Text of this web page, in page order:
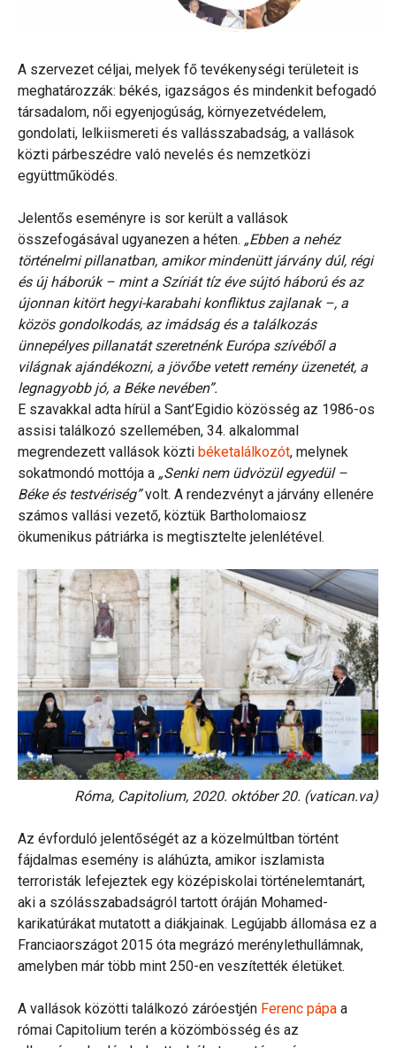
A szervezet céljai, melyek fő tevékenységi területeit is
meghatározzák: békés, igazságos és mindenkit befogadó
társadalom, női egyenjogúság, környezetvédelem,
gondolati, lelkiismereti és vallásszabadság, a vallások
közti párbeszédre való nevelés és nemzetközi
együttműködés.
Jelentős eseményre is sor került a vallások
összefogásával ugyanezen a héten. „Ebben a nehéz
történelmi pillanatban, amikor mindenütt járvány dúl, régi
és új háborúk – mint a Szíriát tíz éve sújtó háború és az
újonnan kitört hegyi-karabahi konfliktus zajlanak –, a
közös gondolkodás, az imádság és a találkozás
ünnepélyes pillanatát szeretnénk Európa szívéből a
világnak ajándékozni, a jövőbe vetett remény üzenetét, a
legnagyobb jó, a Béke nevében”.
E szavakkal adta hírül a Sant’Egidio közösség az 1986-os
assisi találkozó szellemében, 34. alkalommal
megrendezett vallások közti béketalálkozót, melynek
sokatmondó mottója a „Senki nem üdvözül egyedül –
Béke és testvériség”volt. A rendezvényt a járvány ellenére
számos vallási vezető, köztük Bartholomaiosz
ökumenikus pátriárka is megtisztelte jelenlétével.
Róma, Capitolium, 2020. október 20. (vatican.va)
Az évforduló jelentőségét az a közelmúltban történt
fájdalmas esemény is aláhúzta, amikor iszlamista
terroristák lefejeztek egy középiskolai történelemtanárt,
aki a szólásszabadságról tartott óráján Mohamed-
karikatúrákat mutatott a diákjainak. Legújabb állomása ez a
Franciaországot 2015 óta megrázó merénylethullámnak,
amelyben már több mint 250-en veszítették életüket.
A vallások közötti találkozó záróestjén Ferenc pápa a
római Capitolium terén a közömbösség és az